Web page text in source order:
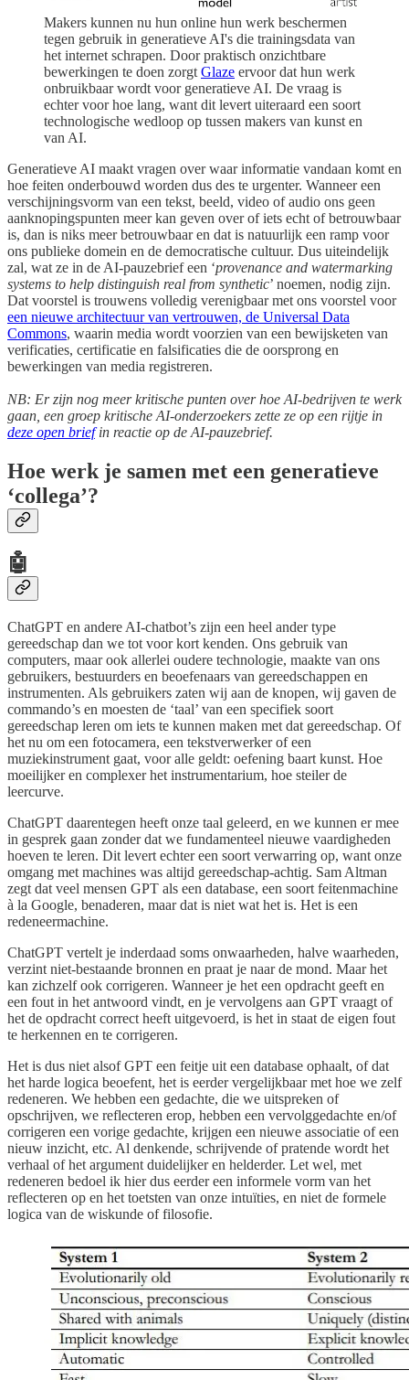
Makers kunnen nu hun online hun werk beschermen
tegen gebruik in generatieve AI's die trainingsdata van
het internet schrapen. Door praktisch onzichtbare
bewerkingen te doen zorgt Glaze ervoor dat hun werk
onbruikbaar wordt voor generatieve AI. De vraag is
echter voor hoe lang, want dit levert uiteraard een soort
technologische wedloop op tussen makers van kunst en
van AI.
Generatieve AI maakt vragen over waar informatie vandaan komt en
hoe feiten onderbouwd worden dus des te urgenter. Wanneer een
verschijningsvorm van een tekst, beeld, video of audio ons geen
aanknopingspunten meer kan geven over of iets echt of betrouwbaar
is, dan is niks meer betrouwbaar en dat is natuurlijk een ramp voor
ons publieke domein en de democratische cultuur. Dus uiteindelijk
zal, wat ze in de AI-pauzebrief een ‘provenance and watermarking
systems to help distinguish real from synthetic’ noemen, nodig zijn.
Dat voorstel is trouwens volledig verenigbaar met ons voorstel voor
een nieuwe architectuur van vertrouwen, de Universal Data
Commons, waarin media wordt voorzien van een bewijsketen van
verificaties, certificatie en falsificaties die de oorsprong en
bewerkingen van media registreren.
NB: Er zijn nog meer kritische punten over hoe AI-bedrijven te werk
gaan, een groep kritische AI-onderzoekers zette ze op een rijtje in
deze open briefin reactie op de AI-pauzebrief.
Hoe werk je samen met een generatieve
‘collega’?
🤖
ChatGPT en andere AI-chatbot’s zijn een heel ander type
gereedschap dan we tot voor kort kenden. Ons gebruik van
computers, maar ook allerlei oudere technologie, maakte van ons
gebruikers, bestuurders en beoefenaars van gereedschappen en
instrumenten. Als gebruikers zaten wij aan de knopen, wij gaven de
commando’s en moesten de ‘taal’ van een specifiek soort
gereedschap leren om iets te kunnen maken met dat gereedschap. Of
het nu om een fotocamera, een tekstverwerker of een
muziekinstrument gaat, voor alle geldt: oefening baart kunst. Hoe
moeilijker en complexer het instrumentarium, hoe steiler de
leercurve.
ChatGPT daarentegen heeft onze taal geleerd, en we kunnen er mee
in gesprek gaan zonder dat we fundamenteel nieuwe vaardigheden
hoeven te leren. Dit levert echter een soort verwarring op, want onze
omgang met machines was altijd gereedschap-achtig. Sam Altman
zegt dat veel mensen GPT als een database, een soort feitenmachine
à la Google, benaderen, maar dat is niet wat het is. Het is een
redeneermachine.
ChatGPT vertelt je inderdaad soms onwaarheden, halve waarheden,
verzint niet-bestaande bronnen en praat je naar de mond. Maar het
kan zichzelf ook corrigeren. Wanneer je het een opdracht geeft en
een fout in het antwoord vindt, en je vervolgens aan GPT vraagt of
het de opdracht correct heeft uitgevoerd, is het in staat de eigen fout
te herkennen en te corrigeren.
Het is dus niet alsof GPT een feitje uit een database ophaalt, of dat
het harde logica beoefent, het is eerder vergelijkbaar met hoe we zelf
redeneren. We hebben een gedachte, die we uitspreken of
opschrijven, we reflecteren erop, hebben een vervolggedachte en/of
corrigeren een vorige gedachte, krijgen een nieuwe associatie of een
nieuw inzicht, etc. Al denkende, schrijvende of pratende wordt het
verhaal of het argument duidelijker en helderder. Let wel, met
redeneren bedoel ik hier dus eerder een informele vorm van het
reflecteren op en het toetsten van onze intuïties, en niet de formele
logica van de wiskunde of filosofie.